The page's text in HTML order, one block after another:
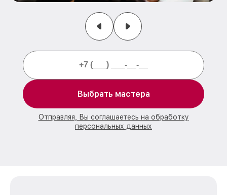
Выбрать мастера
Отправляя, Вы соглашаетесь на обработку
персональных данных